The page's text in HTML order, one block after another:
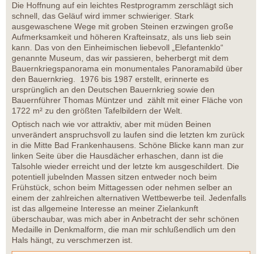
Die Hoffnung auf ein leichtes Restprogramm zerschlägt sich
schnell, das Geläuf wird immer schwieriger. Stark
ausgewaschene Wege mit groben Steinen erzwingen große
Aufmerksamkeit und höheren Krafteinsatz, als uns lieb sein
kann. Das von den Einheimischen liebevoll „Elefantenklo“
genannte Museum, das wir passieren, beherbergt mit dem
Bauernkriegspanorama ein monumentales Panoramabild über
den Bauernkrieg. 1976 bis 1987 erstellt, erinnerte es
ursprünglich an den Deutschen Bauernkrieg sowie den
Bauernführer Thomas Müntzer und zählt mit einer Fläche von
1722 m² zu den größten Tafelbildern der Welt.
Optisch nach wie vor attraktiv, aber mit müden Beinen
unverändert anspruchsvoll zu laufen sind die letzten km zurück
in die Mitte Bad Frankenhausens. Schöne Blicke kann man zur
linken Seite über die Hausdächer erhaschen, dann ist die
Talsohle wieder erreicht und der letzte km ausgeschildert. Die
potentiell jubelnden Massen sitzen entweder noch beim
Frühstück, schon beim Mittagessen oder nehmen selber an
einem der zahlreichen alternativen Wettbewerbe teil. Jedenfalls
ist das allgemeine Interesse an meiner Zielankunft
überschaubar, was mich aber in Anbetracht der sehr schönen
Medaille in Denkmalform, die man mir schlußendlich um den
Hals hängt, zu verschmerzen ist.